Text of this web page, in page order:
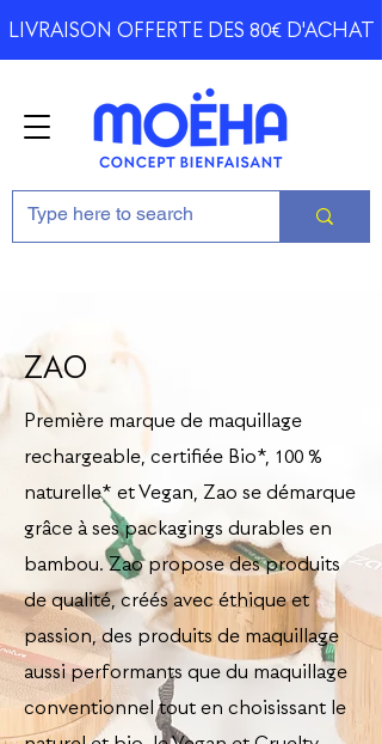
LIVRAISON OFFERTE DES 80€ D'ACHAT
ZAO
Première marque de maquillage
rechargeable, certifiée Bio*, 100 %
naturelle* et Vegan, Zao se démarque
grâce à ses packagings durables en
bambou. Zao propose des produits
de qualité, créés avec éthique et
passion, des produits de maquillage
aussi performants que du maquillage
conventionnel tout en choisissant le